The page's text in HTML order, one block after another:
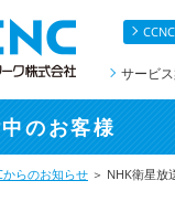
サービ
のお客様
からのお知らせ ＞ NHK衛星放